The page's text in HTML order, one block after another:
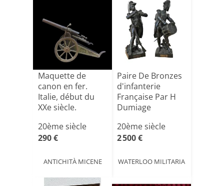
Maquette de
canon en fer.
Italie, début du
XXe siècle.
20ème siècle
290 €
ANTICHITÀ MICENE
Paire De Bronzes
d'infanterie
Française Par H
Dumiage
20ème siècle
2 500 €
WATERLOO MILITARIA